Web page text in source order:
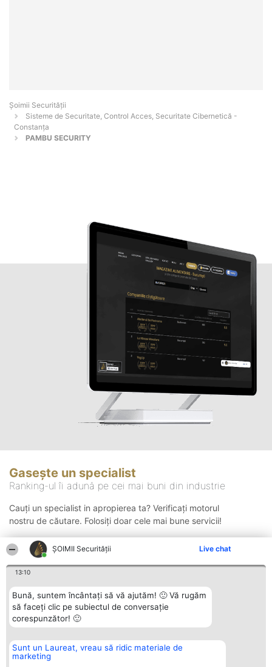
ȘOIMII Securității Live chat
13:10
Bună, suntem încântați să vă ajutăm! 🙂 Vă rugăm
să faceți clic pe subiectul de conversație
corespunzător! 🙂
Sunt un Laureat, vreau să ridic materiale de
marketing
Șoimii Securității
Sisteme de Securitate, Control Acces, Securitate Cibernetică -
Constanţa
PAMBU SECURITY
Gasește un specialist
Ranking-ul îi adună pe cei mai buni din industrie
Cauți un specialist in apropierea ta? Verificați motorul
nostru de căutare. Folosiți doar cele mai bune servicii!
Organizator Ranking
BRIGHT SOLUTIONS BR SRL
Plebiscyt Contact